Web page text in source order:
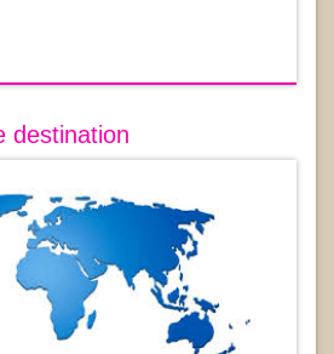
destination